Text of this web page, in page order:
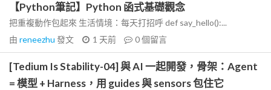
【Python筆記】Python 函式基礎觀念
把重複動作包起來 生活情境：每天打招呼 def say_hello():...
由 reneezhu 發文 1 天前 0個留言
[Tedium Is Stability-04] 與 AI 一起開發，骨架：Agent
= 模型 + Harness，用 guides 與 sensors 包住它